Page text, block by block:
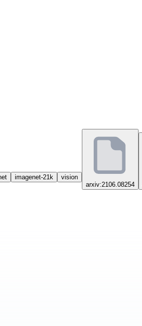
imagenet-21k
vision
arxiv:2106.08254